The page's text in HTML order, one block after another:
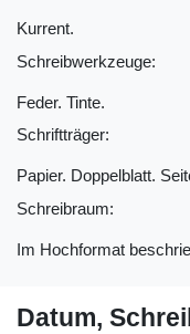
Kurrent.
Schreibwerkzeuge:
Feder. Tinte.
Schriftträger:
Papier. Doppelblatt.
Schreibraum:
Im Hochformat
Datum,